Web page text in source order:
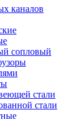
каналов
сопловый
стали
стали